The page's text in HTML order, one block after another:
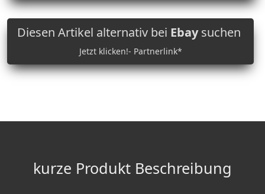
Diesen Artikel alternativ bei Ebaysuchen
Jetzt klicken!- Partnerlink*
kurze Produkt Beschreibung